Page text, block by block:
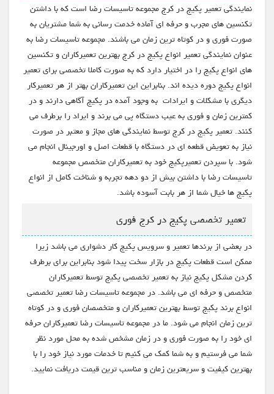
نمایندگی تعمیر پکیج در کرج مجموعه تاسیسات رضا است که با داشتن
تکنسین های مجرب و حرفه ای آماده خدمت رسانی به شما مشتریان به
صورت فوری و در کوتاه ترین زمان می باشند. مجموعه تاسیسات رضا به
عنوان نمایندگی تعمیر انواع پکیج در کرج بهترین تعمیرکاران و تکنسین
های انواع پکیج را در اختیار دارد که به صورت کاملا تخصصی برای تعمیر
انواع پکیج دوره دیده اند. بنابراین این تعمیرکاران بهتر از هر تعمیرکار
دیگری با مشکلات و ایرادات به وجود آمده در پکیج آگاهی دارند و در
کمترین زمان و فوری به عیب دستگاه پی می برند و ایراد را برطرف می
کنند. تعمیر پکیج در کرج توسط نمایندگی های مجاز و معتبر در صورت
نیاز به تعویض قطعه ای در دستگاه با قطعات اصل و اورجینال انجام می
شود. با سپردن تعمیرپکیج خود به تعمیرکاران متخصص مجموعه
تاسیسات رضا با داشتن بیش از دو دهه تجربه و شناخت کامل از انواع
پکیج ها خیال شما از هر بابت آسوده باشد.
تعمیر تخصصی پکیج در کرج فوری
در بعضی از برندها تعمیر و سرویس پکیج کار دشواری می باشد زیرا
ممکن است قطعات پکیج در بازار سخت پیدا شود بنابراین برای برطرف
کردن مشکل پکیج نیاز به تعمیر تخصصی پکیج توسط تعمیرکاران
متخصص و حرفه ای می باشد. در مجموعه تاسیسات رضا تعمیر تخصصی
انواع برند پکیج توسط بهترین تعمیرکاران و متخصصان فوری و در کوتاه
ترین زمان انجام می شود. ما در مجموعه تاسیسات رضا تعمیرکاران حرفه
ای خود را به صورت فوری و در زمان مشخص شده به محل مورد نظر
شما می فرستیم و به شما کمک می کنیم تا خدمات مورد نیاز خود را با
بهترین کیفیت و سریعترین زمان و مناسب ترین قیمت دریافت نمایید.